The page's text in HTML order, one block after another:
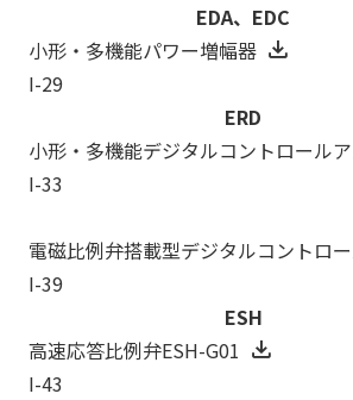
EDA、EDC
小形・多機能パワー増幅器
I-29
ERD
小形・多機能デジタルコントロール
I-33
電磁比例弁搭載型デジタルコントロ
I-39
ESH
高速応答比例弁ESH-G01
I-43